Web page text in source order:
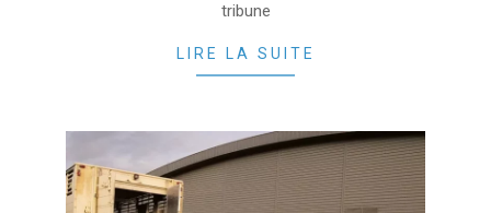
tribune
LIRE LA SUITE